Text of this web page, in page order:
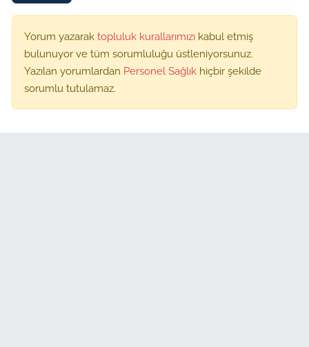
Yorum yazarak topluluk kurallarımızı kabul etmiş
bulunuyor ve tüm sorumluluğu üstleniyorsunuz.
Yazılan yorumlardan Personel Sağlık hiçbir şekilde
sorumlu tutulamaz.